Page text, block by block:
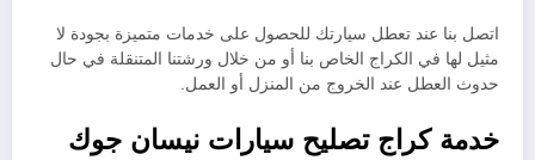
اتصل بنا عند تعطل سيارتك للحصول على خدمات متميزة بجودة لا
مثيل لها في الكراج الخاص بنا أو من خلال ورشتنا المتنقلة في حال
حدوث العطل عند الخروج من المنزل أو العمل.
خدمة كراج تصليح سيارات نيسان جوك